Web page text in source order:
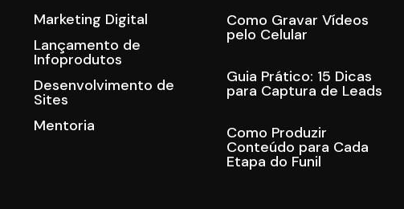
Marketing Digital
Lançamento de
Infoprodutos
Desenvolvimento de
Sites
Mentoria
Como Gravar Vídeos
pelo Celular
Guia Prático: 15 Dicas
para Captura de Leads
Como Produzir
Conteúdo para Cada
Etapa do Funil